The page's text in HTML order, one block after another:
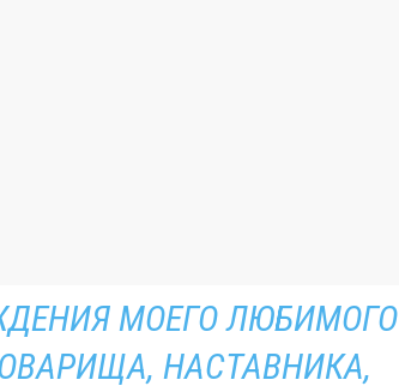
МОЕГО ЛЮБИМОГО
НАСТАВНИКА,